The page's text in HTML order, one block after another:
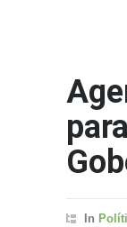
In